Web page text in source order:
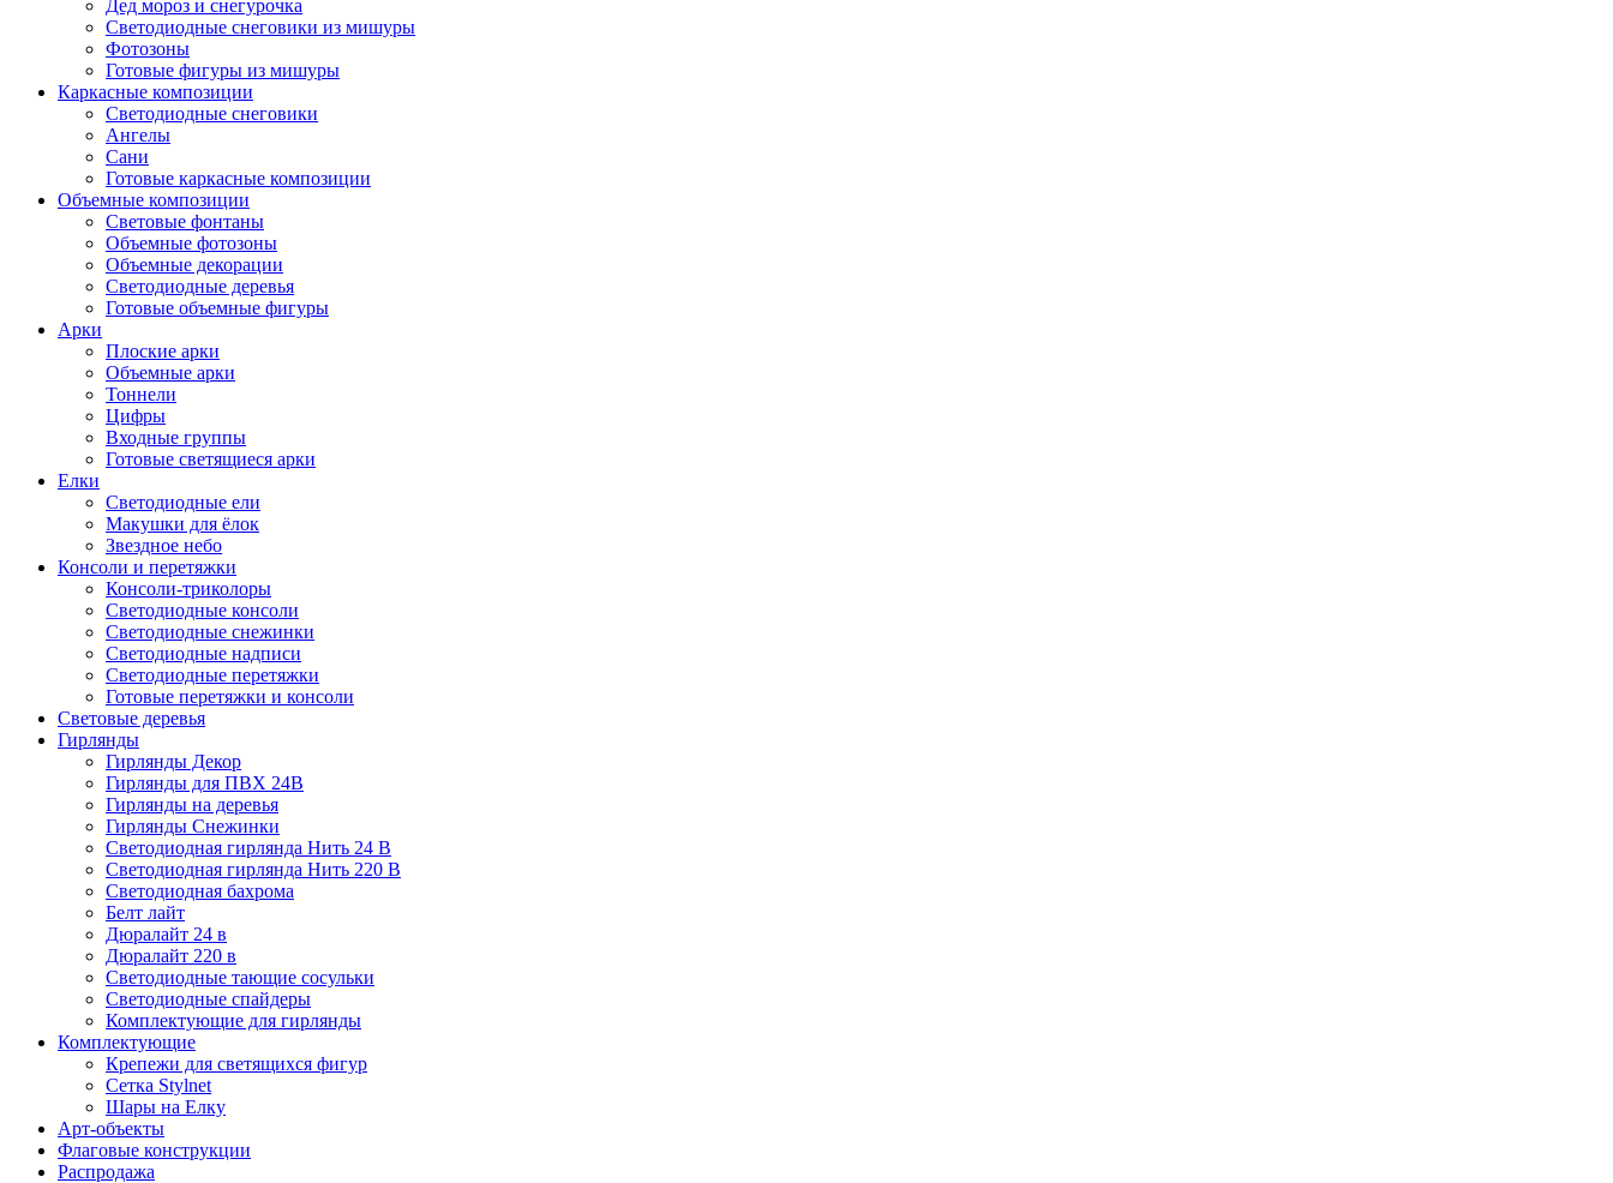
Дед мороз и снегурочка
Светодиодные снеговики из мишуры
Фотозоны
Готовые фигуры из мишуры
Каркасные композиции
Светодиодные снеговики
Ангелы
Сани
Готовые каркасные композиции
Объемные композиции
Световые фонтаны
Объемные фотозоны
Объемные декорации
Светодиодные деревья
Готовые объемные фигуры
Арки
Плоские арки
Объемные арки
Тоннели
Цифры
Входные группы
Готовые светящиеся арки
Елки
Светодиодные ели
Макушки для ёлок
Звездное небо
Консоли и перетяжки
Консоли-триколоры
Светодиодные консоли
Светодиодные снежинки
Светодиодные надписи
Светодиодные перетяжки
Готовые перетяжки и консоли
Световые деревья
Гирлянды
Гирлянды Декор
Гирлянды для ПВХ 24В
Гирлянды на деревья
Гирлянды Снежинки
Светодиодная гирлянда Нить 24 В
Светодиодная гирлянда Нить 220 В
Светодиодная бахрома
Белт лайт
Дюралайт 24 в
Дюралайт 220 в
Светодиодные тающие сосульки
Светодиодные спайдеры
Комплектующие для гирлянды
Комплектующие
Крепежи для светящихся фигур
Сетка Stylnet
Шары на Елку
Арт-объекты
Флаговые конструкции
Распродажа